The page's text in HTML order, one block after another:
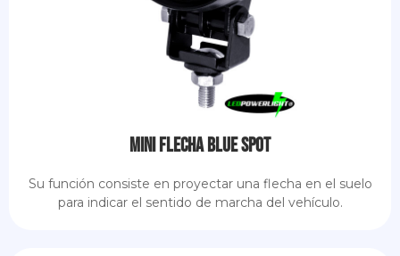
Mini flecha Blue Spot
Su función consiste en proyectar una flecha en el suelo
para indicar el sentido de marcha del vehículo.